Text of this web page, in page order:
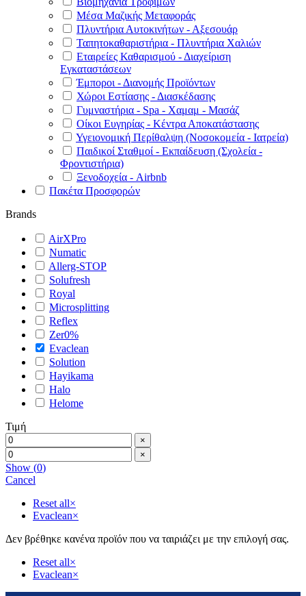
Μέσα Μαζικής Μεταφοράς
Πλυντήρια Αυτοκινήτων - Αξεσουάρ
Ταπητοκαθαριστήρια - Πλυντήρια Χαλιών
Εταιρείες Καθαρισμού - Διαχείριση
Εγκαταστάσεων
Έμποροι - Διανομής Προϊόντων
Χώροι Εστίασης - Διασκέδασης
Γυμναστήρια - Spa - Χαμαμ - Μασάζ
Οίκοι Ευγηρίας - Κέντρα Αποκατάστασης
Υγειονομική Περίθαλψη (Νοσοκομεία - Ιατρεία)
Παιδικοί Σταθμοί - Εκπαίδευση (Σχολεία -
Φροντιστήρια)
Ξενοδοχεία - Airbnb
Πακέτα Προσφορών
Brands
AirXPro
Numatic
Allerg-STOP
Solufresh
Royal
Microsplitting
Reflex
Zer0%
Evaclean
Solution
Hayikama
Halo
Helome
Τιμή
×
×
Show (0)
Cancel
Reset all×
Evaclean×
Δεν βρέθηκε κανένα προϊόν που να ταιριάζει με την επιλογή σας.
Reset all×
Evaclean×